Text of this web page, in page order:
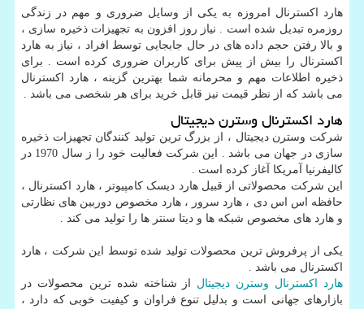
هارد اکسترنال امروزه به یکی از وسایل ضروری و مهم در زندگی
روزمره تبدیل شده است . نیاز روز افزون به تجهیزات ذخیره سازی ،
و بالا رفتن حجم داده های در حال جابجایی توسط افراد ، نیاز به هارد
اکسترنال را بیش از پیش برای کاربران ضروری کرده است . برای
ذخیره اطلاعات مهم و محرمانه شما بهترین گزینه ، هارد اکسترنال
می باشد که از نظر قیمت نیز قابل خرید برای هر شخصی می باشد .
هارد اکسترنال وسترن دیجیتال
شرکت وسترن دیجیتال ، از بزرگ ترین تولید کنندگان تجهیزات ذخیره
سازی در جهان می باشد . این شرکت فعالیت خود را ز سال 1970 در
کالیفرنیا آمریکا آغاز کرده است .
این شرکت محصولاتی از قبیل هارد دیسک کامپیوتر ، هارد اکسترنال ،
حافظه اس اس دی ، هارد سرور ، هارد مخصوص دوربین های نظارتی
و هارد های مخصوص شبکه ها و دیتا سنتر ها را تولید می کند .
یکی از پرفروش ترین محصولات تولید شده توسط این شرکت ، هارد
اکسترنال می باشد .
هارد اکسترنال وسترن دیجیتال از شناخته شده ترین محصولات در
بازارهای جهانی است و بدلیل تنوع فراوان و کیفیت خوبی که دارد ،